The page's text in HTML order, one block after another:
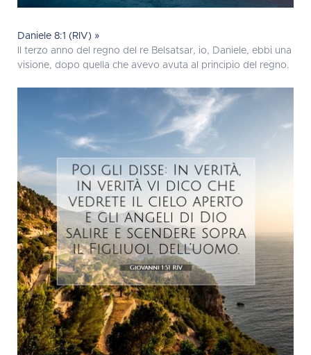
Daniele 8:1 (RIV) »
Il terzo anno del regno del re Belsatsar, io, Daniele, ebbi una
visione, dopo quella che avevo avuta al principio del regno.